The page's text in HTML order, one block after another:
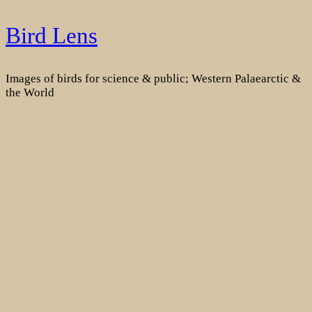
Skip
to
Bird Lens
Images of birds for science & public; Western Palaearctic &
the World